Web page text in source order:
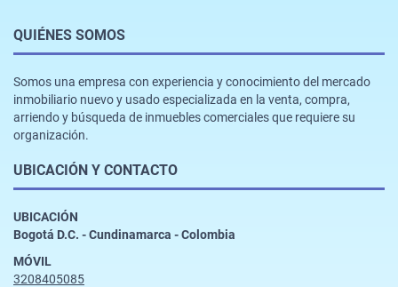
QUIÉNES SOMOS
Somos una empresa con experiencia y conocimiento del mercado
inmobiliario nuevo y usado especializada en la venta, compra,
arriendo y búsqueda de inmuebles comerciales que requiere su
organización.
UBICACIÓN Y CONTACTO
UBICACIÓN
Bogotá D.C. - Cundinamarca - Colombia
MÓVIL
3208405085